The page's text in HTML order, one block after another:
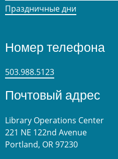
Праздничные дни
Номер телефона
503.988.5123
Почтовый адрес
Library Operations Center
221 NE 122nd Avenue
Portland, OR 97230